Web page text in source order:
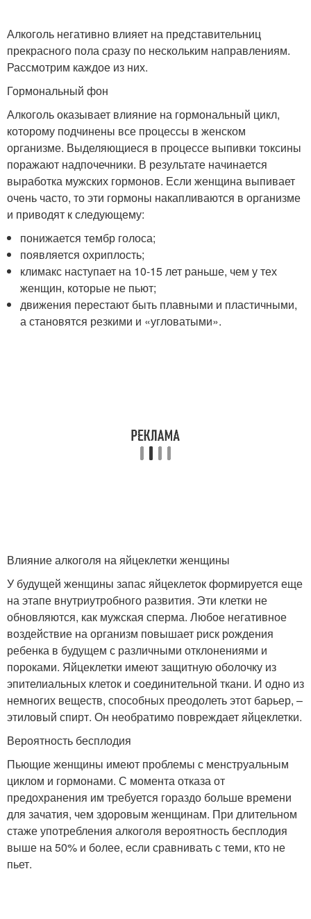
Алкоголь негативно влияет на представительниц
прекрасного пола сразу по нескольким направлениям.
Рассмотрим каждое из них.
Гормональный фон
Алкоголь оказывает влияние на гормональный цикл,
которому подчинены все процессы в женском
организме. Выделяющиеся в процессе выпивки токсины
поражают надпочечники. В результате начинается
выработка мужских гормонов. Если женщина выпивает
очень часто, то эти гормоны накапливаются в организме
и приводят к следующему:
понижается тембр голоса;
появляется охриплость;
климакс наступает на 10-15 лет раньше, чем у тех
женщин, которые не пьют;
движения перестают быть плавными и пластичными,
а становятся резкими и «угловатыми».
Влияние алкоголя на яйцеклетки женщины
У будущей женщины запас яйцеклеток формируется еще
на этапе внутриутробного развития. Эти клетки не
обновляются, как мужская сперма. Любое негативное
воздействие на организм повышает риск рождения
ребенка в будущем с различными отклонениями и
пороками. Яйцеклетки имеют защитную оболочку из
эпителиальных клеток и соединительной ткани. И одно из
немногих веществ, способных преодолеть этот барьер, –
этиловый спирт. Он необратимо повреждает яйцеклетки.
Вероятность бесплодия
Пьющие женщины имеют проблемы с менструальным
циклом и гормонами. С момента отказа от
предохранения им требуется гораздо больше времени
для зачатия, чем здоровым женщинам. При длительном
стаже употребления алкоголя вероятность бесплодия
выше на 50% и более, если сравнивать с теми, кто не
пьет.